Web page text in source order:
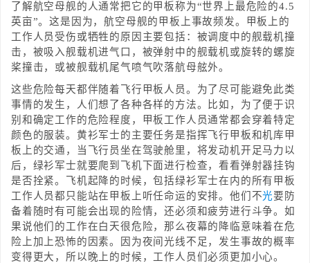
了解航空母舰的人通常把它的甲板称为“世界上最危险的4.5
英亩”。这是因为，航空母舰的甲板上事故频发。甲板上的
工作人员受伤或牺牲的原因主要包括：被调度中的舰载机撞
击，被吸入舰载机进气口，被弹射中的舰载机或旋转的螺旋
桨撞击，或被舰载机尾气喷气吹落航母舷外。
这些危险每天都伴随着飞行甲板人员。为了尽可能避免此类
事情的发生，人们想了各种各样的方法。比如，为了便于识
别和确定工作的危险程度，甲板工作人员通常都会穿着特定
颜色的服装。黄衫军士的主要任务是指挥飞行甲板和机库甲
板上的交通，当飞行员坐在驾驶舱里，将发动机开足马力以
后，绿衫军士就要爬到飞机下面进行检查，看看弹射器挂钩
是否拴紧。飞机起降的时候，包括绿衫军士在内的所有甲板
工作人员都只能站在甲板上听任命运的安排。他们不光要防
备着随时有可能会出现的险情，还必须和疲劳进行斗争。如
果说他们的工作在白天很危险，那么夜幕的降临意味着在危
险上加上恐怖的因素。因为夜间光线不足，发生事故的概率
变得更大，所以晚上的时候，工作人员们必须更加小心。